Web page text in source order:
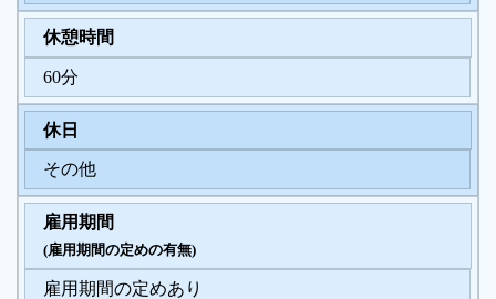
休憩時間
60分
休日
その他
雇用期間
(雇用期間の定めの有無)
雇用期間の定めあり